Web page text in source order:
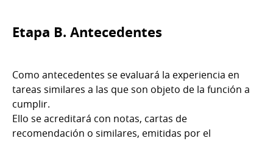
Etapa B. Antecedentes
Como antecedentes se evaluará la experiencia en
tareas similares a las que son objeto de la función a
cumplir.
Ello se acreditará con notas, cartas de
recomendación o similares, emitidas por el